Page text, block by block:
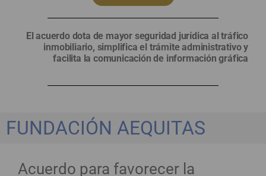
El acuerdo dota de mayor seguridad jurídica al tráfico
inmobiliario, simplifica el trámite administrativo y
facilita la comunicación de información gráfica
FUNDACIÓN AEQUITAS
Acuerdo para favorecer la